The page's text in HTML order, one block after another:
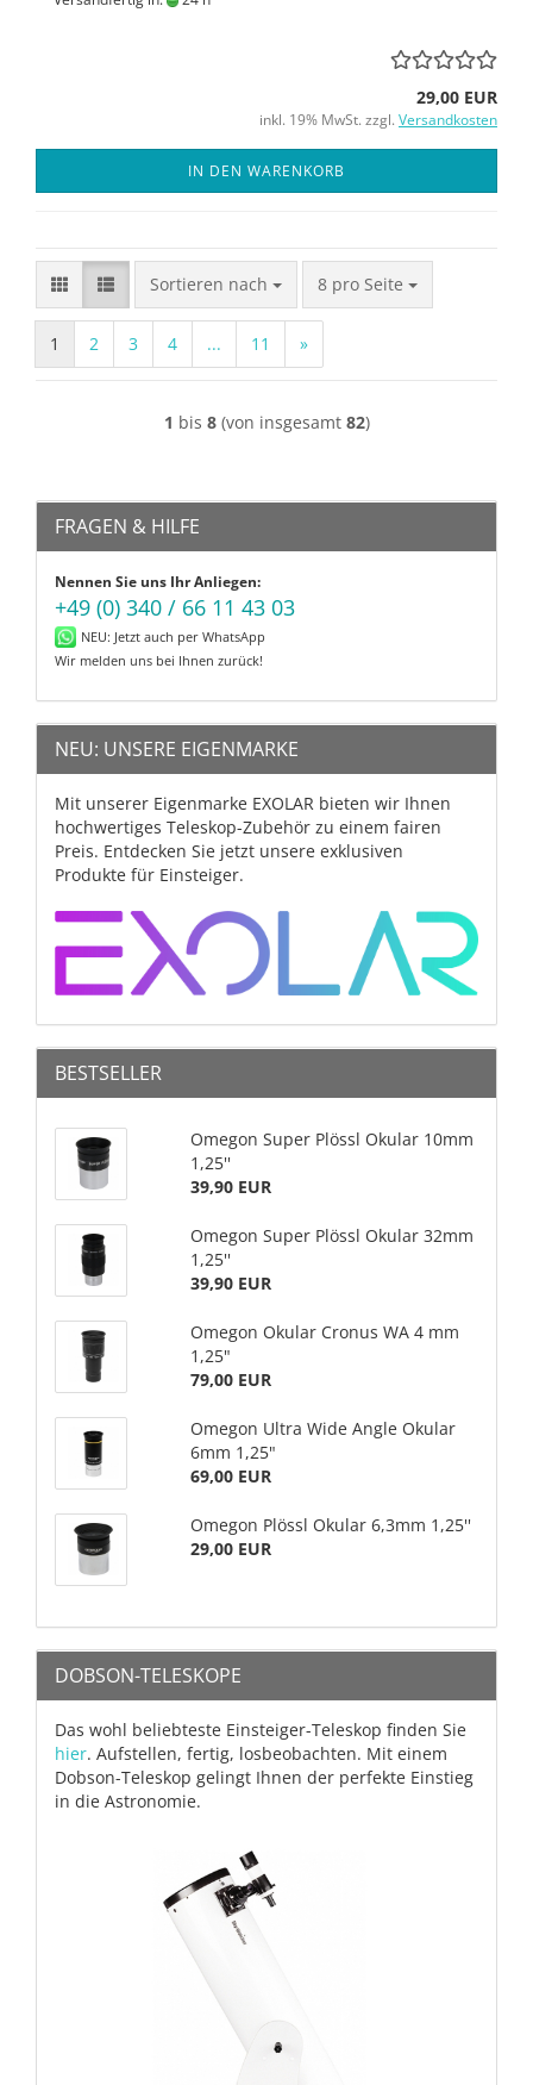
29,00 EUR
inkl. 19% MwSt. zzgl. Versandkosten
IN DEN WARENKORB
Sortieren nach
Sortieren nach 8 pro Seite
pro Seite
1 2 3 4 ... 11 »
1 bis 8(von insgesamt 82)
FRAGEN & HILFE
Nennen Sie uns Ihr Anliegen:
+49 (0) 340 / 66 11 43 03
NEU: Jetzt auch per WhatsApp
Wir melden uns bei Ihnen zurück!
NEU: UNSERE EIGENMARKE
Mit unserer Eigenmarke EXOLAR bieten wir Ihnen
hochwertiges Teleskop-Zubehör zu einem fairen
Preis. Entdecken Sie jetzt unsere exklusiven
Produkte für Einsteiger.
BESTSELLER
Omegon Super Plössl Okular 10mm
1,25''
39,90 EUR
Omegon Super Plössl Okular 32mm
1,25''
39,90 EUR
Omegon Okular Cronus WA 4 mm
1,25"
79,00 EUR
Omegon Ultra Wide Angle Okular
6mm 1,25"
69,00 EUR
Omegon Plössl Okular 6,3mm 1,25''
29,00 EUR
DOBSON-TELESKOPE
Das wohl beliebteste Einsteiger-Teleskop finden Sie
hier. Aufstellen, fertig, losbeobachten. Mit einem
Dobson-Teleskop gelingt Ihnen der perfekte Einstieg
in die Astronomie.